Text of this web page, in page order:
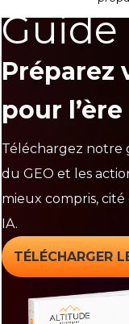
Guide
Préparez
pour l’ère
Téléchargez notre
du GEO et les
mieux compris,
IA.
TÉLÉCHARGER